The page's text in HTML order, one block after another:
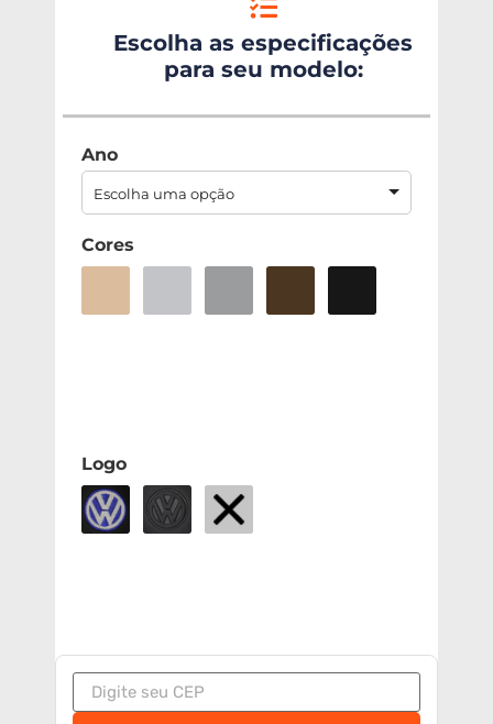
Escolha as especificações
para seu modelo:
Ano
Escolha uma opção
Cores
Logo